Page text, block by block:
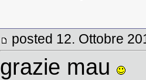
posted 12. Ottobre
grazie mau